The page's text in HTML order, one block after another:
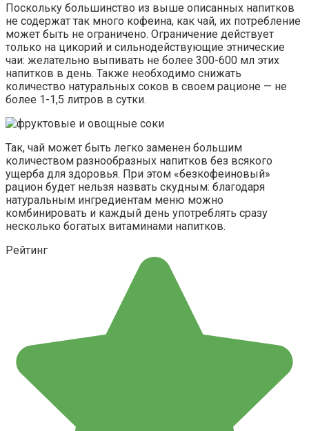
Поскольку большинство из выше описанных напитков
не содержат так много кофеина, как чай, их потребление
может быть не ограничено. Ограничение действует
только на цикорий и сильнодействующие этнические
чаи: желательно выпивать не более 300-600 мл этих
напитков в день. Также необходимо снижать
количество натуральных соков в своем рационе — не
более 1-1,5 литров в сутки.
Так, чай может быть легко заменен большим
количеством разнообразных напитков без всякого
ущерба для здоровья. При этом «безкофеиновый»
рацион будет нельзя назвать скудным: благодаря
натуральным ингредиентам меню можно
комбинировать и каждый день употреблять сразу
несколько богатых витаминами напитков.
Рейтинг